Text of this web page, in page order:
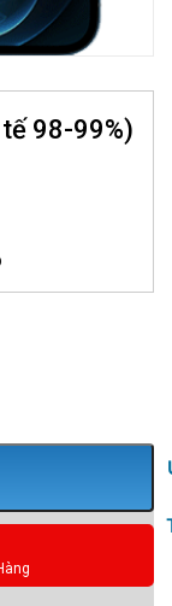
98-99%)